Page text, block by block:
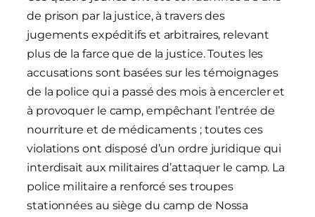
de prison par la justice, à travers des
jugements expéditifs et arbitraires, relevant
plus de la farce que de la justice. Toutes les
accusations sont basées sur les témoignages
de la police qui a passé des mois à encercler et
à provoquer le camp, empêchant l’entrée de
nourriture et de médicaments ; toutes ces
violations ont disposé d’un ordre juridique qui
interdisait aux militaires d’attaquer le camp. La
police militaire a renforcé ses troupes
stationnées au siège du camp de Nossa